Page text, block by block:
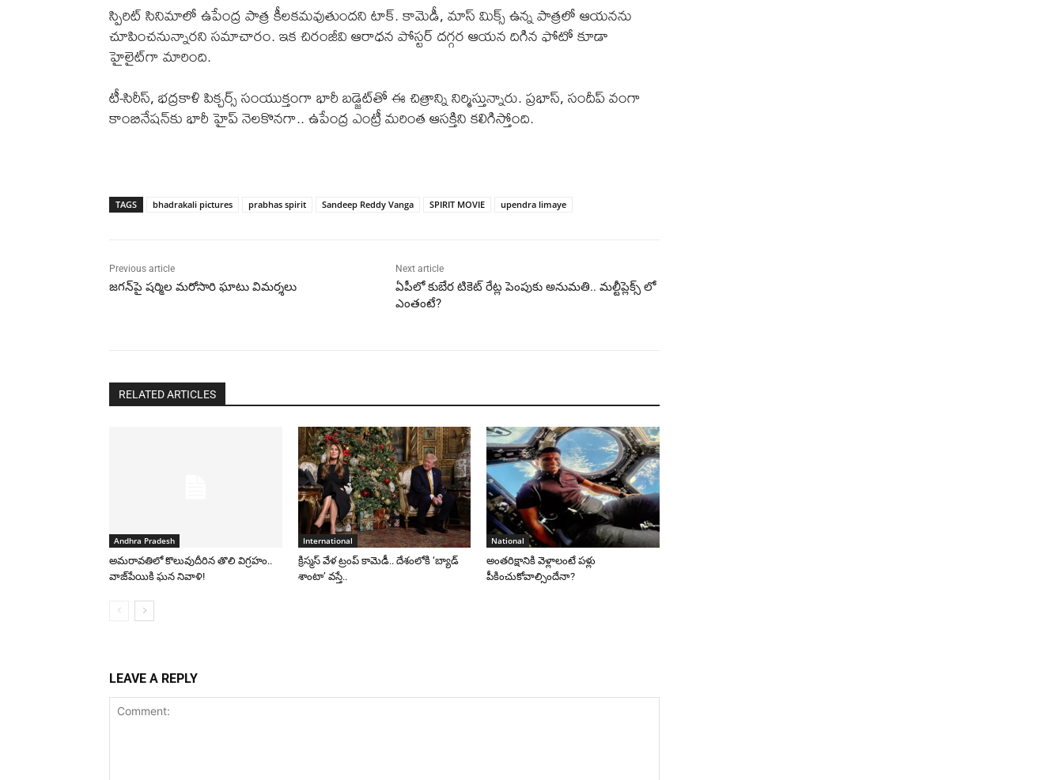
స్పిరిట్‌ సినిమాలో ఉపేంద్ర పాత్ర కీలకమవుతుందని టాక్. కామెడీ, మాస్ మిక్స్‌ ఉన్న పాత్రలో ఆయనను
చూపించనున్నారని సమాచారం. ఇక చిరంజీవి ఆరాధన పోస్టర్ దగ్గర ఆయన దిగిన ఫోటో కూడా
హైలైట్‌గా మారింది.
టీ-సిరీస్, భద్రకాళి పిక్చర్స్ సంయుక్తంగా భారీ బడ్జెట్‌తో ఈ చిత్రాన్ని నిర్మిస్తున్నారు. ప్రభాస్, సందీప్ వంగా
కాంబినేషన్‌కు భారీ హైప్ నెలకొనగా.. ఉపేంద్ర ఎంట్రీ మరింత ఆసక్తిని కలిగిస్తోంది.
TAGS bhadrakali pictures prabhas spirit Sandeep Reddy Vanga SPIRIT MOVIE upendra limaye
Previous article
జగన్‌పై షర్మిల మరోసారి ఘాటు విమర్శలు
Next article
ఏపీలో కుబేర టికెట్ రేట్ల పెంపుకు అనుమతి.. మల్టీప్లెక్స్ లో
ఎంతంటే?
RELATED ARTICLES
Andhra Pradesh
అమరావతిలో కొలువుదీరిన తొలి విగ్రహం..
వాజ్‌పేయికి ఘన నివాళి!
International
క్రిస్మస్ వేళ ట్రంప్ కామెడీ.. దేశంలోకి ‘బ్యాడ్
శాంటా’ వస్తే..
National
అంతరిక్షానికి వెళ్లాలంటే పళ్లు
పీకించుకోవాల్సిందేనా?
LEAVE A REPLY